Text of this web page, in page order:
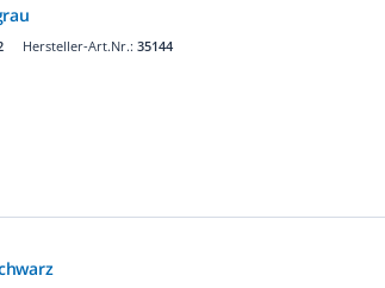
Hersteller-Art.Nr.: 35144